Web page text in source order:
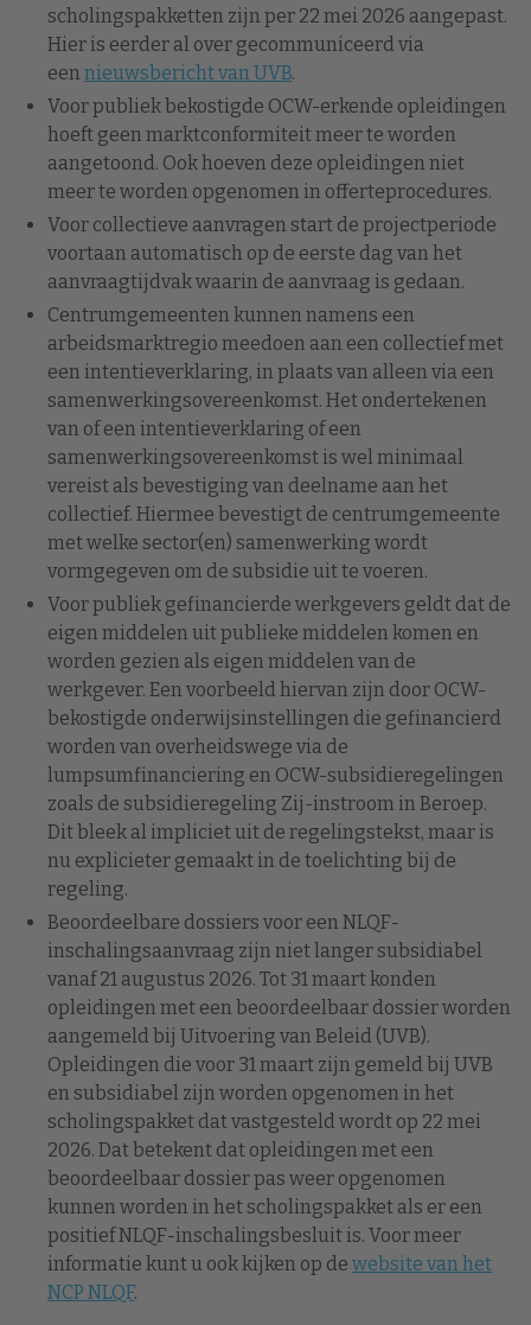
scholingspakketten zijn per 22 mei 2026 aangepast.
Hier is eerder al over gecommuniceerd via
een nieuwsbericht van UVB.
Voor publiek bekostigde OCW-erkende opleidingen
hoeft geen marktconformiteit meer te worden
aangetoond. Ook hoeven deze opleidingen niet
meer te worden opgenomen in offerteprocedures.
Voor collectieve aanvragen start de projectperiode
voortaan automatisch op de eerste dag van het
aanvraagtijdvak waarin de aanvraag is gedaan.
Centrumgemeenten kunnen namens een
arbeidsmarktregio meedoen aan een collectief met
een intentieverklaring, in plaats van alleen via een
samenwerkingsovereenkomst. Het ondertekenen
van of een intentieverklaring of een
samenwerkingsovereenkomst is wel minimaal
vereist als bevestiging van deelname aan het
collectief. Hiermee bevestigt de centrumgemeente
met welke sector(en) samenwerking wordt
vormgegeven om de subsidie uit te voeren.
Voor publiek gefinancierde werkgevers geldt dat de
eigen middelen uit publieke middelen komen en
worden gezien als eigen middelen van de
werkgever. Een voorbeeld hiervan zijn door OCW-
bekostigde onderwijsinstellingen die gefinancierd
worden van overheidswege via de
lumpsumfinanciering en OCW-subsidieregelingen
zoals de subsidieregeling Zij-instroom in Beroep.
Dit bleek al impliciet uit de regelingstekst, maar is
nu explicieter gemaakt in de toelichting bij de
regeling.
Beoordeelbare dossiers voor een NLQF-
inschalingsaanvraag zijn niet langer subsidiabel
vanaf 21 augustus 2026. Tot 31 maart konden
opleidingen met een beoordeelbaar dossier worden
aangemeld bij Uitvoering van Beleid (UVB).
Opleidingen die voor 31 maart zijn gemeld bij UVB
en subsidiabel zijn worden opgenomen in het
scholingspakket dat vastgesteld wordt op 22 mei
2026. Dat betekent dat opleidingen met een
beoordeelbaar dossier pas weer opgenomen
kunnen worden in het scholingspakket als er een
positief NLQF-inschalingsbesluit is. Voor meer
informatie kunt u ook kijken op de website van het
NCP NLQF.